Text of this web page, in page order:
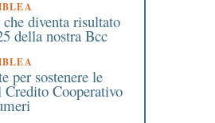
diventa risultato
della nostra Bcc
per sostenere le
Cooperativo